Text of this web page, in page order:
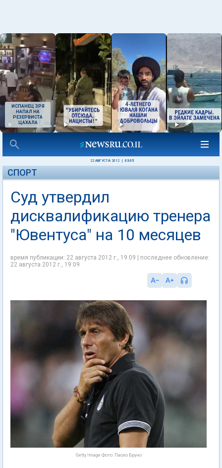
ИСПАНЕЦ ЗРЯ
НАПАЛ НА
РЕЗЕРВИСТА
ЦАХАЛА
22 АВГУСТА 2012 03:05
СПОРТ
Суд утвердил
дисквалификацию тренера
"Ювентуса" на 10 месяцев
время публикации: 22 августа 2012 г., 19:09 | последнее обновление:
22 августа 2012 г., 19:09
Getty Image Фото: Паоло Бруно